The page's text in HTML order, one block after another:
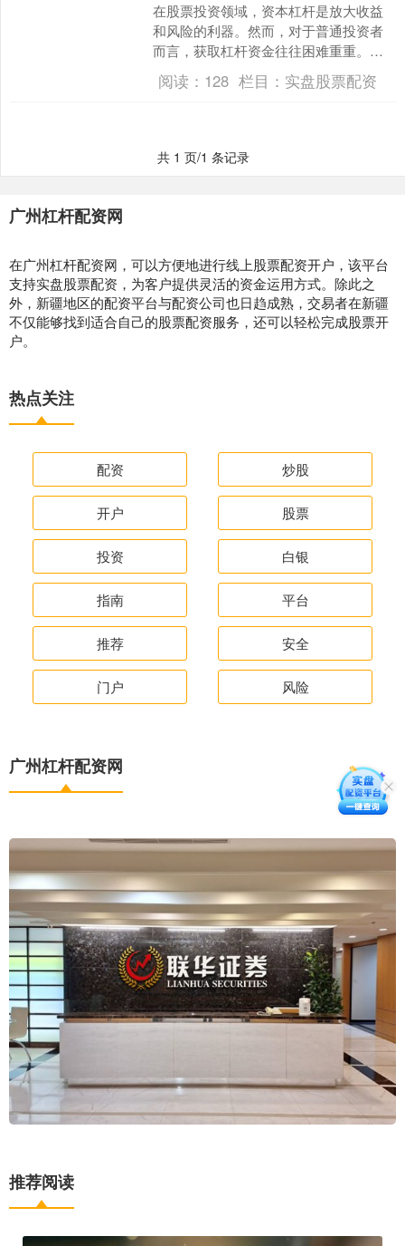
在股票投资领域，资本杠杆是放大收益
和风险的利器。然而，对于普通投资者
而言，获取杠杆资金往往困难重重。专
业股票配资公司应运而生，为投资者提
供便捷高效的杠杆融资服务....
阅读： 128 栏目： 实盘股票配资
共 1 页/1 条记录
广州杠杆配资网
在广州杠杆配资网，可以方便地进行线上股票配资开户，该平台
支持实盘股票配资，为客户提供灵活的资金运用方式。除此之
外，新疆地区的配资平台与配资公司也日趋成熟，交易者在新疆
不仅能够找到适合自己的股票配资服务，还可以轻松完成股票开
户。
热点关注
配资 炒股
开户 股票
投资 白银
指南 平台
推荐 安全
门户 风险
广州杠杆配资网
推荐阅读